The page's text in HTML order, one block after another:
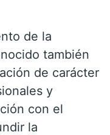
de la
también
de carácter
y
con el
la